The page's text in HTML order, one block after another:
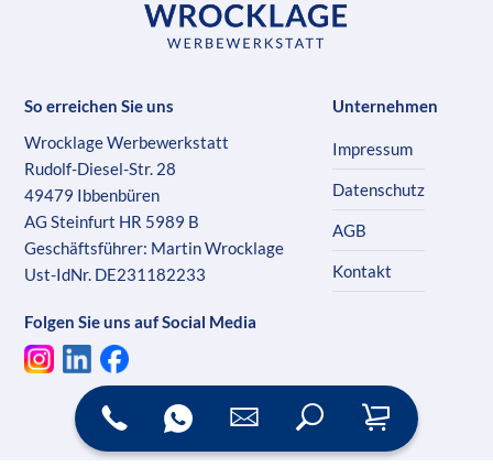
So erreichen Sie uns
Wrocklage Werbewerkstatt
Rudolf-Diesel-Str. 28
49479 Ibbenbüren
AG Steinfurt HR 5989 B
Geschäftsführer: Martin Wrocklage
Ust-IdNr. DE231182233
Folgen Sie uns auf Social Media
Unternehmen
Impressum
Datenschutz
AGB
Kontakt